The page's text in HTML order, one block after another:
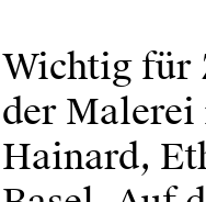
Wichtig für
der Malerei
Hainard,